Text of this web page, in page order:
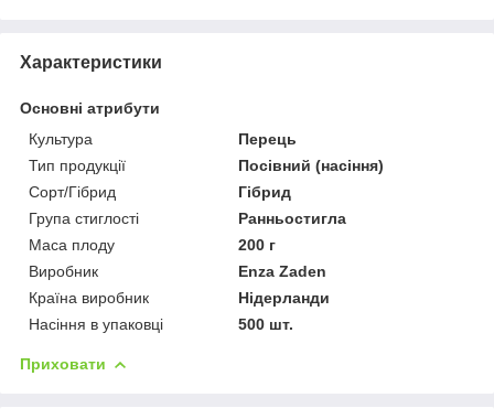
Характеристики
Основні атрибути
Культура
Перець
Тип продукції
Посівний (насіння)
Сорт/Гібрид
Гібрид
Група стиглості
Ранньостигла
Маса плоду
200 г
Виробник
Enza Zaden
Країна виробник
Нідерланди
Насіння в упаковці
500 шт.
Приховати